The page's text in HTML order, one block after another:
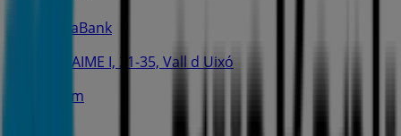
CaixaBank
AV. JAIME I, 31-35, Vall d Uixó
342 m